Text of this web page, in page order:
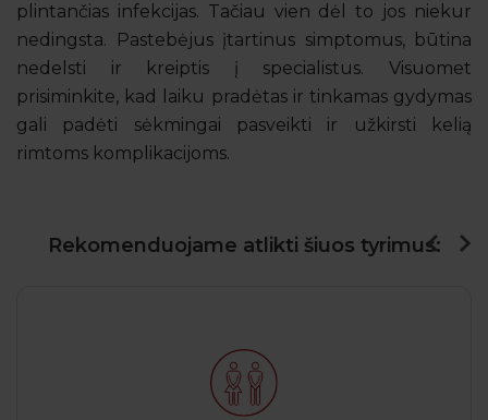
plintančias infekcijas. Tačiau vien dėl to jos niekur
nedingsta. Pastebėjus įtartinus simptomus, būtina
nedelsti ir kreiptis į specialistus. Visuomet
prisiminkite, kad laiku pradėtas ir tinkamas gydymas
gali padėti sėkmingai pasveikti ir užkirsti kelią
rimtoms komplikacijoms.
Rekomenduojame atlikti šiuos tyrimus: